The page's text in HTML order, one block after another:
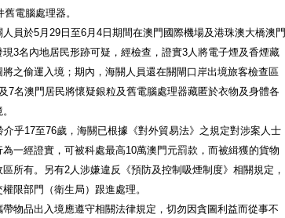
電腦處理器。
員於5月29日至6月4日期間在澳門國際機場及港珠澳大橋澳門
3名內地居民形跡可疑，經檢查，證實3人將電子煙及香煙藏
之偷運入境；期內，海關人員還在關閘口岸出境旅客檢查區
7名澳門居民將懷疑銀粒及舊電腦處理器藏匿於衣物及身體各
乎17至76歲，海關已根據《對外貿易法》之規定對涉案人士
一經證實，可被科處最高10萬澳門元罰款，而被緝獲的貨物
所有。另有2人涉嫌違反《預防及控制吸煙制度》相關規定，
限部門（衛生局）跟進處理。
物品出入境應遵守相關法律規定，切勿因貪圖利益而從事不